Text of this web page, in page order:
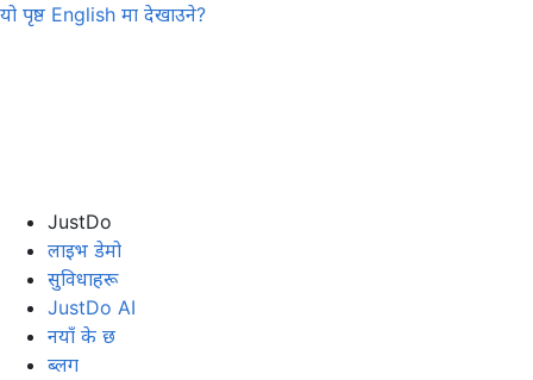
यो पृष्ठ English मा देखाउने?
JustDo
लाइभ डेमो
सुविधाहरू
JustDo AI
नयाँ के छ
ब्लग